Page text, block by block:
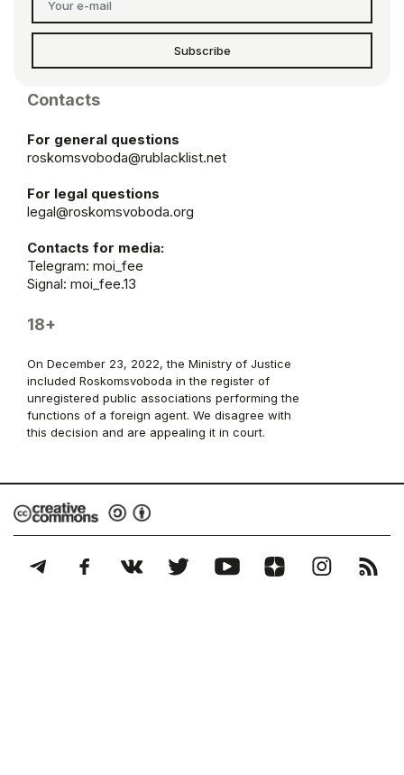
Subscribe
Contacts
For general questions
roskomsvoboda@rublacklist.net
For legal questions
legal@roskomsvoboda.org
Contacts for media:
Telegram: moi_fee
Signal: moi_fee.13
18+
On December 23, 2022, the Ministry of Justice
included Roskomsvoboda in the register of
unregistered public associations performing the
functions of a foreign agent. We disagree with
this decision and are appealing it in court.